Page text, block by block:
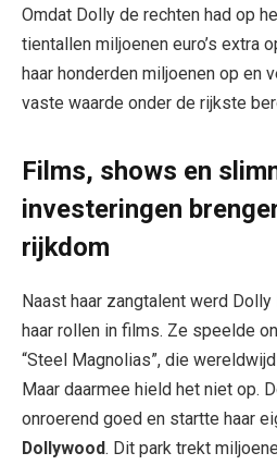
Omdat Dolly de rechten had op
tientallen miljoenen euro’s extra
haar honderden miljoenen op en
vaste waarde onder de rijkste
Films, shows en
investeringen
rijkdom
Naast haar zangtalent werd
haar rollen in films. Ze speelde
“Steel Magnolias”, die
Maar daarmee hield het niet op.
onroerend goed en startte haar
Dollywood. Dit park trekt